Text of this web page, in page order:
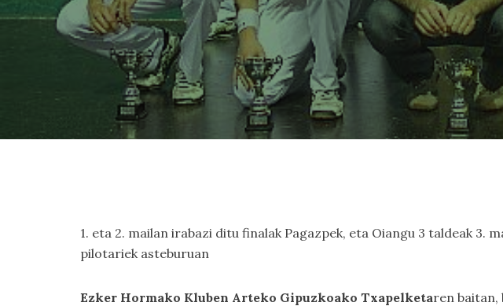
1. eta 2. mailan irabazi ditu finalak Pagazpek, eta Oiangu 3 taldeak
pilotariek asteburuan
Ezker Hormako Kluben Arteko Gipuzkoako Txapelketaren baitan,